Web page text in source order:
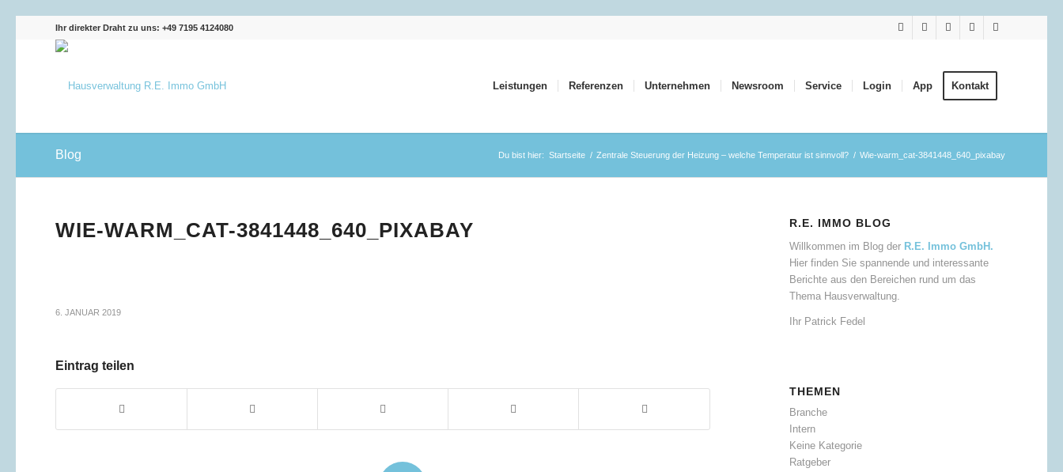
Ihr direkter Draht zu uns: +49 7195 4124080
Leistungen Referenzen Unternehmen Newsroom Service Login App Kontakt
Blog Du bist hier: Startseite / Zentrale Steuerung der Heizung – welche Temperatur ist sinnvoll? / Wie-warm_cat-3841448_640_pixabay
WIE-WARM_CAT-3841448_640_PIXABAY
6. JANUAR 2019
Eintrag teilen
R.E. IMMO BLOG
Willkommen im Blog der R.E. Immo GmbH.
Hier finden Sie spannende und interessante
Berichte aus den Bereichen rund um das
Thema Hausverwaltung.
Ihr Patrick Fedel
THEMEN
Branche
Intern
Keine Kategorie
Ratgeber